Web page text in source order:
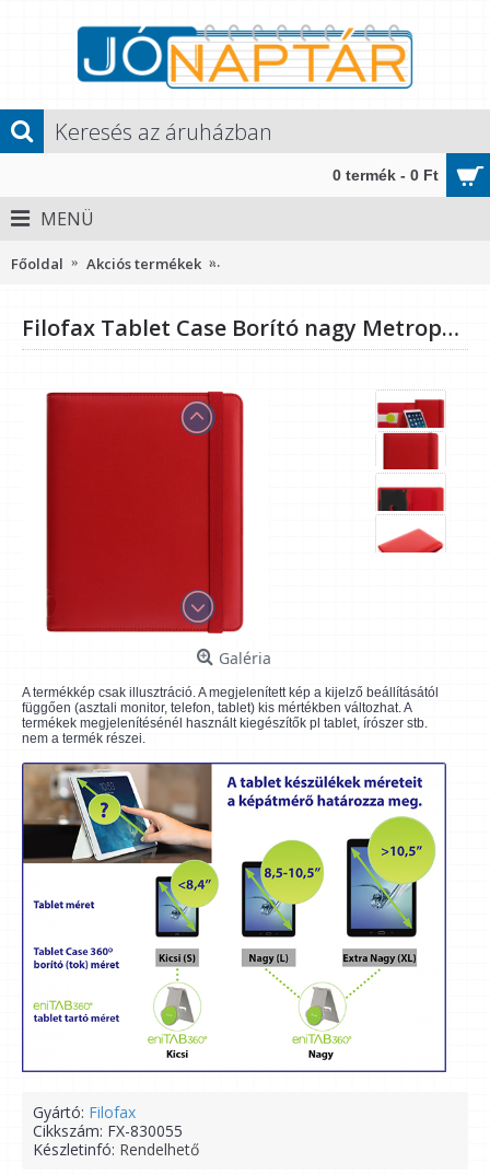
0 termék - 0 Ft
MENÜ
Főoldal Akciós termékek
Filofax Tablet Case Borító nagy Metropol Rugalmas zárószalag Piros
Galéria
A termékkép csak illusztráció. A megjelenített kép a kijelző beállításától
függően (asztali monitor, telefon, tablet) kis mértékben változhat. A
termékek megjelenítésénél használt kiegészítők pl tablet, írószer stb.
nem a termék részei.
Gyártó: Filofax
Cikkszám: FX-830055
Készletinfó: Rendelhető